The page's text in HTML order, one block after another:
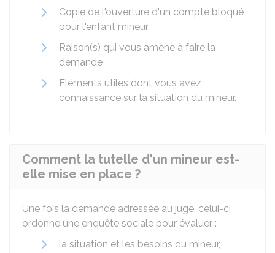
Copie de l'ouverture d'un compte bloqué
pour l'enfant mineur
Raison(s) qui vous amène à faire la
demande
Eléments utiles dont vous avez
connaissance sur la situation du mineur.
Comment la tutelle d'un mineur est-
elle mise en place ?
Une fois la demande adressée au juge, celui-ci
ordonne une enquête sociale pour évaluer :
la situation et les besoins du mineur,